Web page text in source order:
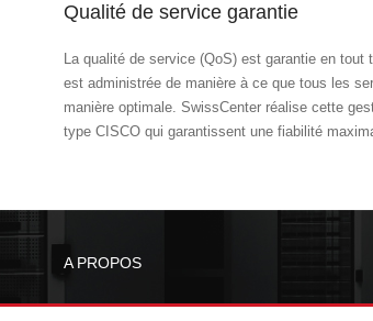
Qualité de service garantie
La qualité de service (QoS) est garantie en
est administrée de manière à ce que tous les
manière optimale. SwissCenter réalise cette
type CISCO qui garantissent une fiabilité
A PROPOS
Contactez-nous